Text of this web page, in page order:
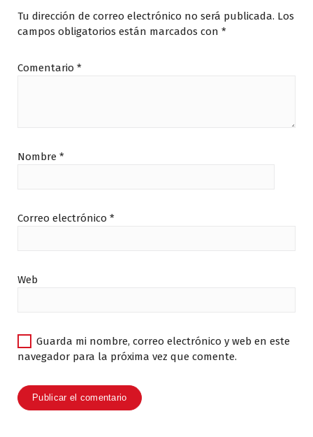
Tu dirección de correo electrónico no será publicada. Los
campos obligatorios están marcados con *
Comentario *
Nombre *
Correo electrónico *
Web
Guarda mi nombre, correo electrónico y web en este
navegador para la próxima vez que comente.